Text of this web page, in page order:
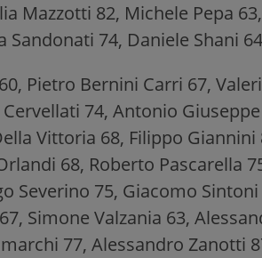
Mazzotti 82, Michele Pepa
Sandonati 74, Daniele Shani
Pietro Bernini Carri 67,
74, Antonio
Vittoria 68, Filippo Giannini
68, Roberto Pascarella
Severino 75, Giacomo
Simone Valzania 63,
77, Alessandro Zanotti